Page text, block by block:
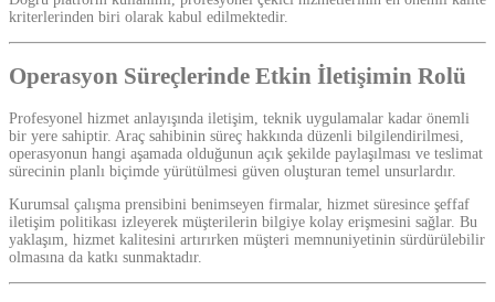
kriterlerinden biri olarak kabul edilmektedir.
Operasyon Süreçlerinde Etkin İletişimin Rolü
Profesyonel hizmet anlayışında iletişim, teknik uygulamalar kadar önemli
bir yere sahiptir. Araç sahibinin süreç hakkında düzenli bilgilendirilmesi,
operasyonun hangi aşamada olduğunun açık şekilde paylaşılması ve teslimat
sürecinin planlı biçimde yürütülmesi güven oluşturan temel unsurlardır.
Kurumsal çalışma prensibini benimseyen firmalar, hizmet süresince şeffaf
iletişim politikası izleyerek müşterilerin bilgiye kolay erişmesini sağlar. Bu
yaklaşım, hizmet kalitesini artırırken müşteri memnuniyetinin sürdürülebilir
olmasına da katkı sunmaktadır.